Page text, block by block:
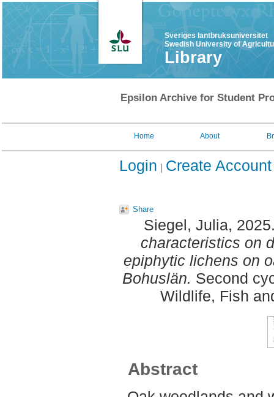
Sveriges lantbruksuniversitet
Swedish University of
Library
Epsilon Archive for Student
Home About
Login Create Account
Share
Siegel, Julia,
characteristics on
epiphytic lichens on
Bohuslän. Second
Wildlife, Fish
Abstract